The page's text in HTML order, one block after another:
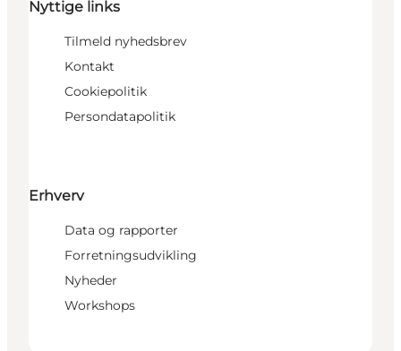
Nyttige links
Tilmeld nyhedsbrev
Kontakt
Cookiepolitik
Persondatapolitik
Erhverv
Data og rapporter
Forretningsudvikling
Nyheder
Workshops